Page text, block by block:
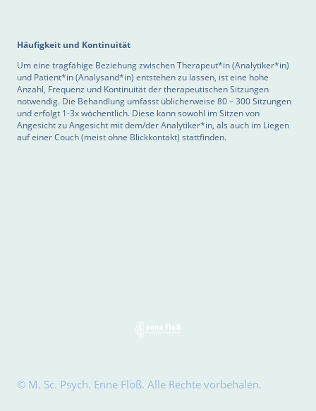
Häufigkeit und Kontinuität
Um eine tragfähige Beziehung zwischen Therapeut*in (Analytiker*in)
und Patient*in (Analysand*in) entstehen zu lassen, ist eine hohe
Anzahl, Frequenz und Kontinuität der therapeutischen Sitzungen
notwendig. Die Behandlung umfasst üblicherweise 80 – 300 Sitzungen
und erfolgt 1-3x wöchentlich. Diese kann sowohl im Sitzen von
Angesicht zu Angesicht mit dem/der Analytiker*in, als auch im Liegen
auf einer Couch (meist ohne Blickkontakt) stattfinden.
© M. Sc. Psych. Enne Floß. Alle Rechte vorbehalen.